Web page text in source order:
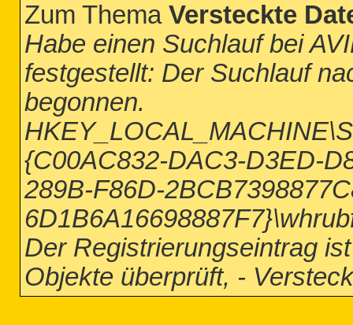
Zum Thema Versteckte
Habe einen Suchlauf bei
festgestellt: Der Suchlauf
begonnen.
{C00AC832-DAC3-D3ED-
289B-F86D-
Der Registrierungseintrag
Objekte überprüft, -